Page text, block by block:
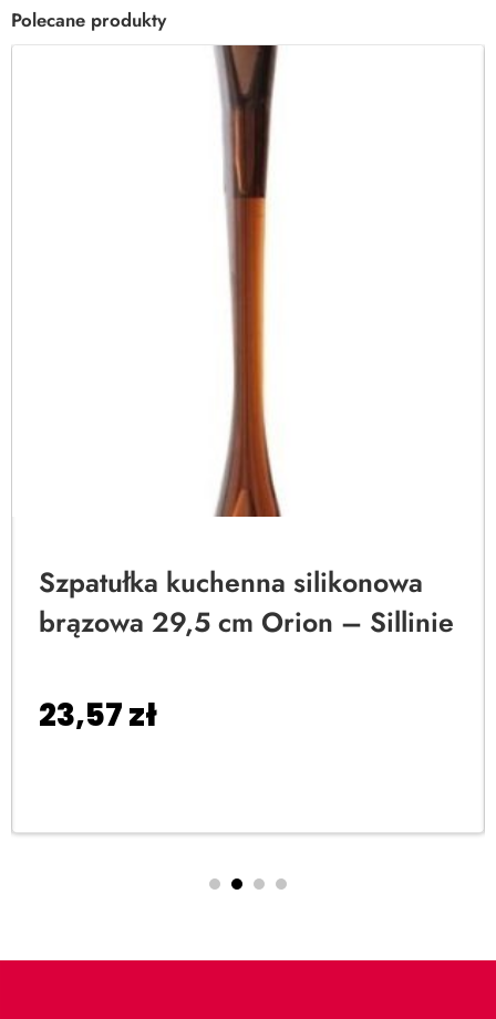
Polecane produkty
Szpatułka kuchenna silikonowa
brązowa 29,5 cm Orion – Sillinie
23,57zł